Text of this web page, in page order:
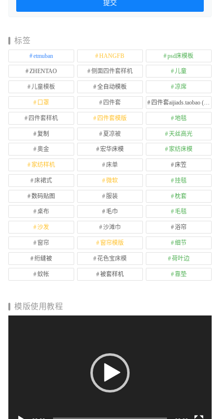
标签
etmuban HANGFB psd床模板
ZHENTAO 侧面四件套样机 儿童
儿童模板 全自动模板 凉席
口罩 四件套 四件套aijiads.taobao (1639)
四件套样机 四件套模版 地毯
复制 夏凉被 天丝高光
奥金 宏华床模 家纺床模
家纺样机 床单 床笠
床裙式 微软 挂毯
数码贴图 服装 枕套
桌布 毛巾 毛毯
沙发 沙滩巾 浴帘
窗帘 窗帘模版 细节
绗缝被 花色宝床模 荷叶边
蚊帐 被套样机 靠垫
模版使用教程